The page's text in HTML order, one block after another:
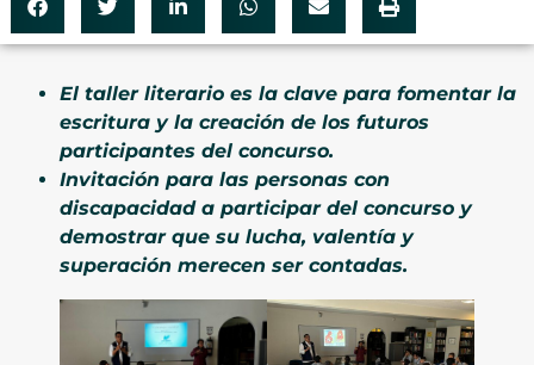
El taller literario es la clave para fomentar la
escritura y la creación de los futuros
participantes del concurso.
Invitación para las personas con
discapacidad a participar del concurso y
demostrar que su lucha, valentía y
superación merecen ser contadas.